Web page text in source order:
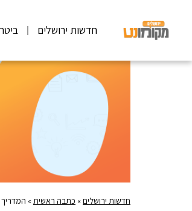
חדשות ירושלים
חדשות ירושלים» כתבה ראשית » המדריך